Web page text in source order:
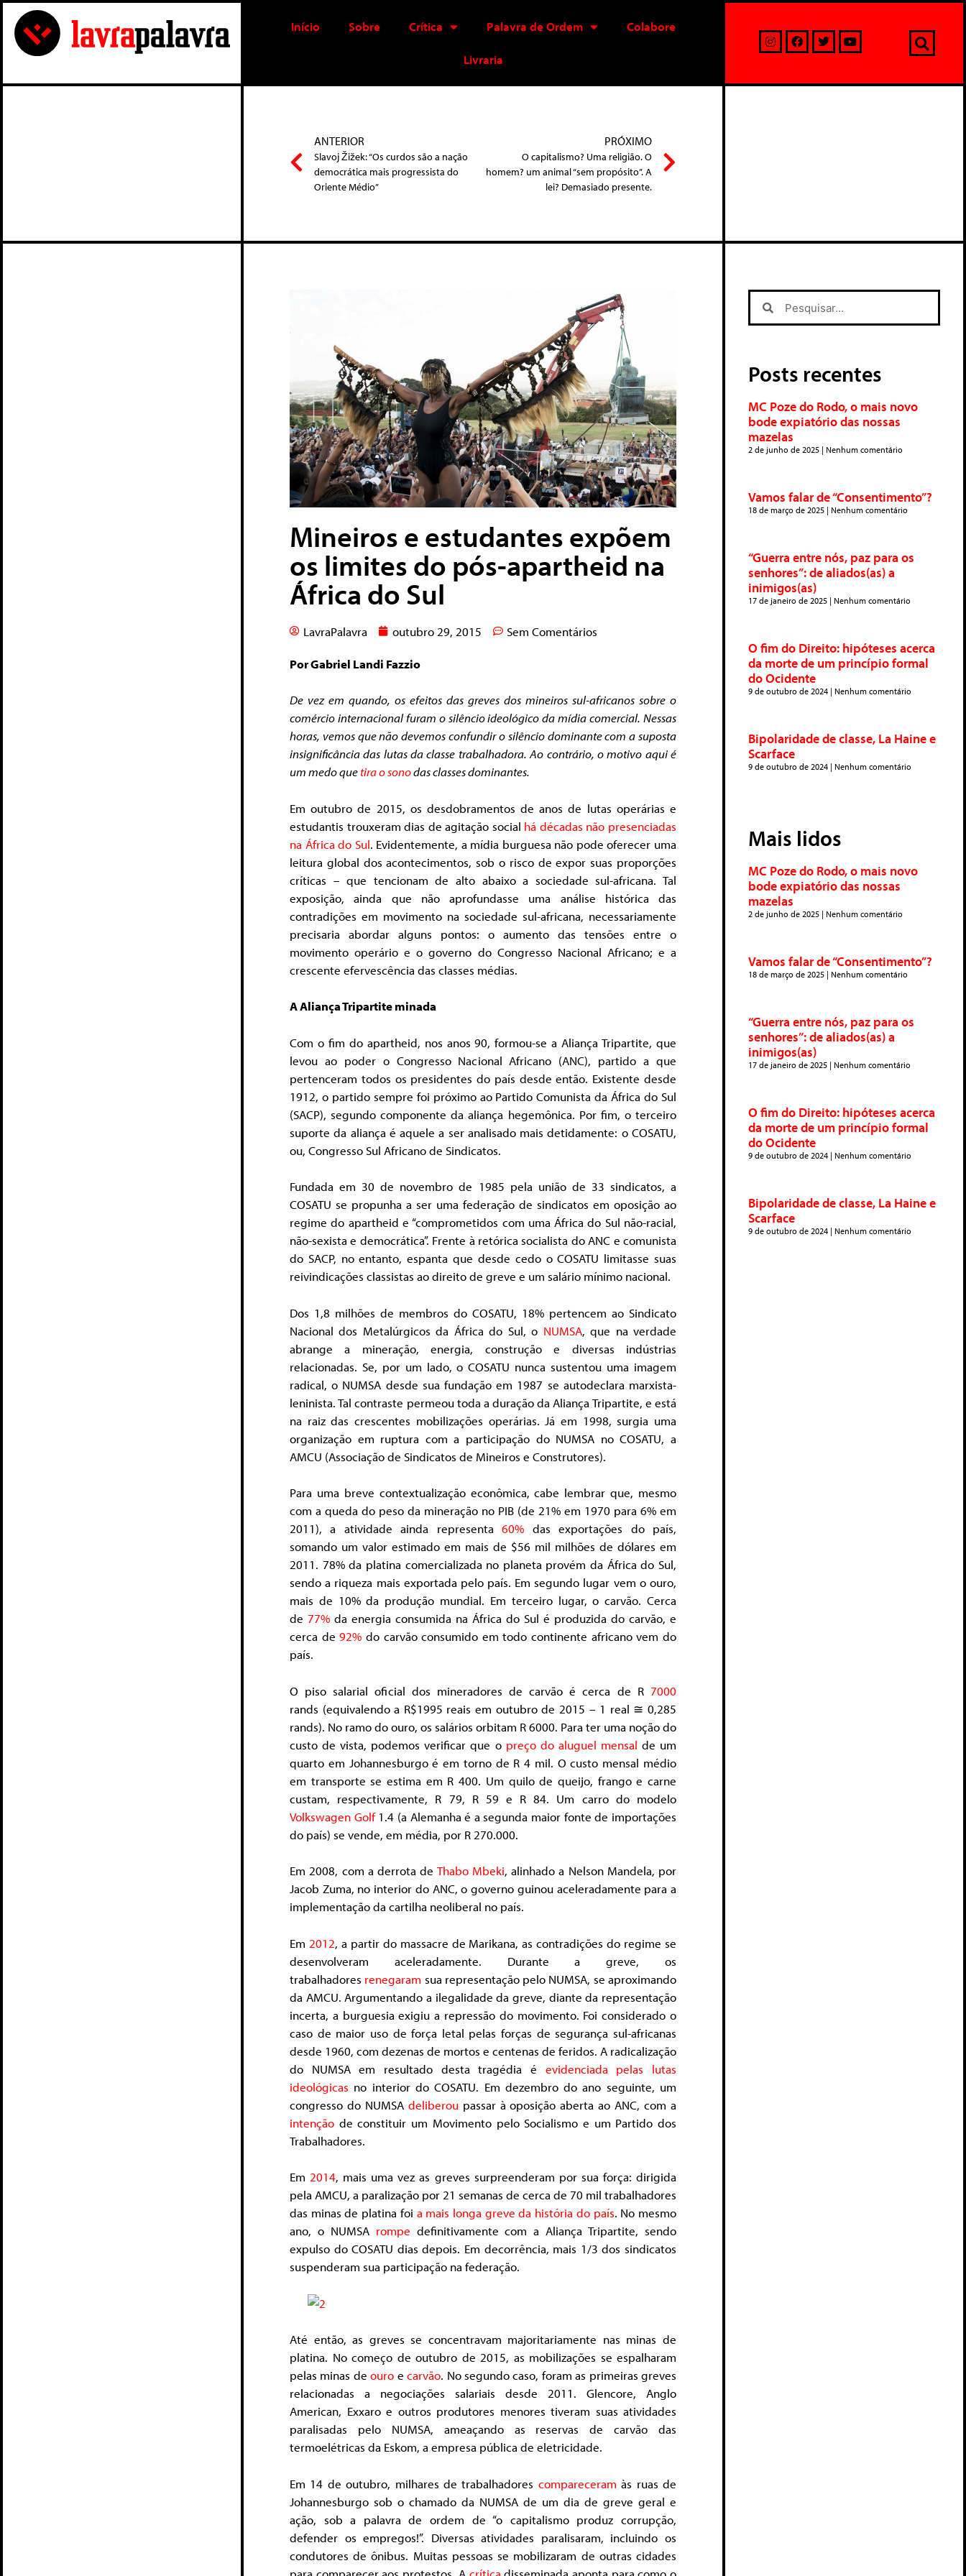
Início Sobre Crítica Palavra de Ordem Colabore
Livraria
ANTERIOR
Slavoj Žižek: “Os curdos são a nação
democrática mais progressista do
Oriente Médio”
PRÓXIMO
O capitalismo? Uma religião. O
homem? um animal “sem propósito”. A
lei? Demasiado presente.
Mineiros e estudantes expõem
os limites do pós-apartheid na
África do Sul
LavraPalavra outubro 29, 2015 Sem Comentários
Por Gabriel Landi Fazzio
De vez em quando, os efeitos das greves dos mineiros sul-africanos sobre o
comércio internacional furam o silêncio ideológico da mídia comercial. Nessas
horas, vemos que não devemos confundir o silêncio dominante com a suposta
insignificância das lutas da classe trabalhadora. Ao contrário, o motivo aqui é
um medo quetira o sonodas classes dominantes.
Em outubro de 2015, os desdobramentos de anos de lutas operárias e
estudantis trouxeram dias de agitação social há décadas não presenciadas
na África do Sul. Evidentemente, a mídia burguesa não pode oferecer uma
leitura global dos acontecimentos, sob o risco de expor suas proporções
críticas – que tencionam de alto abaixo a sociedade sul-africana. Tal
exposição, ainda que não aprofundasse uma análise histórica das
contradições em movimento na sociedade sul-africana, necessariamente
precisaria abordar alguns pontos: o aumento das tensões entre o
movimento operário e o governo do Congresso Nacional Africano; e a
crescente efervescência das classes médias.
A Aliança Tripartite minada
Com o fim do apartheid, nos anos 90, formou-se a Aliança Tripartite, que
levou ao poder o Congresso Nacional Africano (ANC), partido a que
pertenceram todos os presidentes do país desde então. Existente desde
1912, o partido sempre foi próximo ao Partido Comunista da África do Sul
(SACP), segundo componente da aliança hegemônica. Por fim, o terceiro
suporte da aliança é aquele a ser analisado mais detidamente: o COSATU,
ou, Congresso Sul Africano de Sindicatos.
Fundada em 30 de novembro de 1985 pela união de 33 sindicatos, a
COSATU se propunha a ser uma federação de sindicatos em oposição ao
regime do apartheid e “comprometidos com uma África do Sul não-racial,
não-sexista e democrática”. Frente à retórica socialista do ANC e comunista
do SACP, no entanto, espanta que desde cedo o COSATU limitasse suas
reivindicações classistas ao direito de greve e um salário mínimo nacional.
Dos 1,8 milhões de membros do COSATU, 18% pertencem ao Sindicato
Nacional dos Metalúrgicos da África do Sul, o NUMSA, que na verdade
abrange a mineração, energia, construção e diversas indústrias
relacionadas. Se, por um lado, o COSATU nunca sustentou uma imagem
radical, o NUMSA desde sua fundação em 1987 se autodeclara marxista-
leninista. Tal contraste permeou toda a duração da Aliança Tripartite, e está
na raiz das crescentes mobilizações operárias. Já em 1998, surgia uma
organização em ruptura com a participação do NUMSA no COSATU, a
AMCU (Associação de Sindicatos de Mineiros e Construtores).
Para uma breve contextualização econômica, cabe lembrar que, mesmo
com a queda do peso da mineração no PIB (de 21% em 1970 para 6% em
2011), a atividade ainda representa60% das exportações do país,
somando um valor estimado em mais de $56 mil milhões de dólares em
2011. 78% da platina comercializada no planeta provém da África do Sul,
sendo a riqueza mais exportada pelo país. Em segundo lugar vem o ouro,
mais de 10% da produção mundial. Em terceiro lugar, o carvão. Cerca
de 77% da energia consumida na África do Sul é produzida do carvão, e
cerca de92% do carvão consumido em todo continente africano vem do
país.
O piso salarial oficial dos mineradores de carvão é cerca de R 7000
rands (equivalendo a R$1995 reais em outubro de 2015 – 1 real ≅ 0,285
rands). No ramo do ouro, os salários orbitam R 6000. Para ter uma noção do
custo de vista, podemos verificar que o preço do aluguel mensal de um
quarto em Johannesburgo é em torno de R 4 mil. O custo mensal médio
em transporte se estima em R 400. Um quilo de queijo, frango e carne
custam, respectivamente, R 79, R 59 e R 84. Um carro do modelo
Volkswagen Golf1.4 (a Alemanha é a segunda maior fonte de importações
do país) se vende, em média, por R 270.000.
Em 2008, com a derrota de Thabo Mbeki, alinhado a Nelson Mandela, por
Jacob Zuma, no interior do ANC, o governo guinou aceleradamente para a
implementação da cartilha neoliberal no país.
Em 2012, a partir do massacre de Marikana, as contradições do regime se
desenvolveram aceleradamente. Durante a greve, os
trabalhadores renegaram sua representação pelo NUMSA, se aproximando
da AMCU. Argumentando a ilegalidade da greve, diante da representação
incerta, a burguesia exigiu a repressão do movimento. Foi considerado o
caso de maior uso de força letal pelas forças de segurança sul-africanas
desde 1960, com dezenas de mortos e centenas de feridos. A radicalização
do NUMSA em resultado desta tragédia é evidenciada pelas lutas
ideológicas no interior do COSATU. Em dezembro do ano seguinte, um
congresso do NUMSA deliberoupassar à oposição aberta ao ANC, com a
intenção de constituir um Movimento pelo Socialismo e um Partido dos
Trabalhadores.
Em 2014, mais uma vez as greves surpreenderam por sua força: dirigida
pela AMCU, a paralização por 21 semanas de cerca de 70 mil trabalhadores
das minas de platina foi a mais longa greve da história do país. No mesmo
ano, o NUMSA rompe definitivamente com a Aliança Tripartite, sendo
expulso do COSATU dias depois. Em decorrência, mais 1/3 dos sindicatos
suspenderam sua participação na federação.
Até então, as greves se concentravam majoritariamente nas minas de
platina. No começo de outubro de 2015, as mobilizações se espalharam
pelas minas deouro ecarvão. No segundo caso, foram as primeiras greves
relacionadas a negociações salariais desde 2011. Glencore, Anglo
American, Exxaro e outros produtores menores tiveram suas atividades
paralisadas pelo NUMSA, ameaçando as reservas de carvão das
termoelétricas da Eskom, a empresa pública de eletricidade.
Em 14 de outubro, milhares de trabalhadores compareceram às ruas de
Johannesburgo sob o chamado da NUMSA de um dia de greve geral e
ação, sob a palavra de ordem de “o capitalismo produz corrupção,
defender os empregos!”. Diversas atividades paralisaram, incluindo os
condutores de ônibus. Muitas pessoas se mobilizaram de outras cidades
Posts recentes
MC Poze do Rodo, o mais novo
bode expiatório das nossas
mazelas
2 de junho de 2025 Nenhum comentário
Vamos falar de “Consentimento”?
18 de março de 2025 Nenhum comentário
“Guerra entre nós, paz para os
senhores”: de aliados(as) a
inimigos(as)
17 de janeiro de 2025 Nenhum comentário
O fim do Direito: hipóteses acerca
da morte de um princípio formal
do Ocidente
9 de outubro de 2024 Nenhum comentário
Bipolaridade de classe, La Haine e
Scarface
9 de outubro de 2024 Nenhum comentário
Mais lidos
MC Poze do Rodo, o mais novo
bode expiatório das nossas
mazelas
2 de junho de 2025 Nenhum comentário
Vamos falar de “Consentimento”?
18 de março de 2025 Nenhum comentário
“Guerra entre nós, paz para os
senhores”: de aliados(as) a
inimigos(as)
17 de janeiro de 2025 Nenhum comentário
O fim do Direito: hipóteses acerca
da morte de um princípio formal
do Ocidente
9 de outubro de 2024 Nenhum comentário
Bipolaridade de classe, La Haine e
Scarface
9 de outubro de 2024 Nenhum comentário